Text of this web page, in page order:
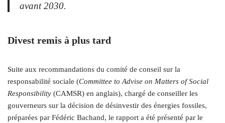
avant 2030.
Divest remis à plus tard
Suite aux recommandations du comité de conseil sur la
responsabilité sociale (Committee to Advise on Matters of Social
Responsibility (CAMSR) en anglais), chargé de conseiller les
gouverneurs sur la décision de désinvestir des énergies fossiles,
préparées par Fédéric Bachand, le rapport a été présenté par le